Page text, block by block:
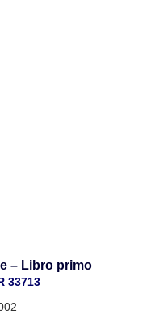
– Libro primo
33713